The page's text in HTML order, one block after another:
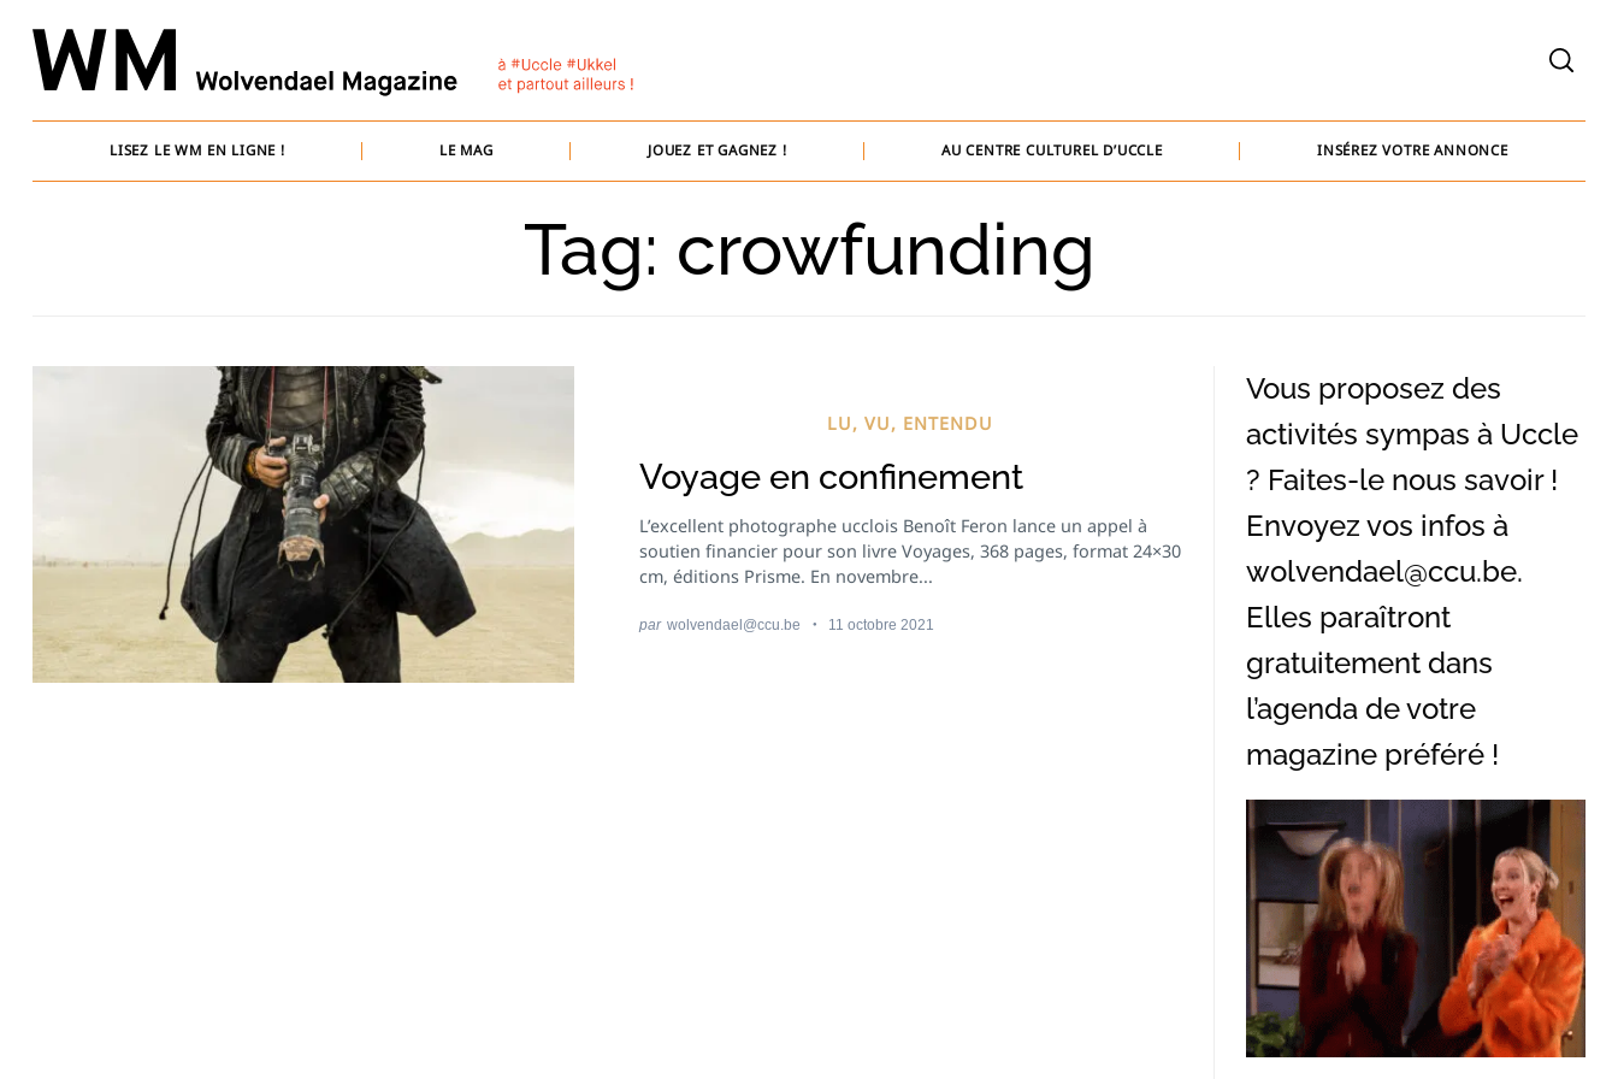
content
LISEZ LE WM EN LIGNE ! LE MAG JOUEZ ET GAGNEZ ! AU CENTRE CULTUREL D’UCCLE INSÉREZ VOTRE ANNONCE
bernard@baammedia.be
jennifer@baammedia.be
Tag: crowfunding
LU, VU, ENTENDU
Voyage en confinement
L’excellent photographe ucclois Benoît Feron lance un appel à
soutien financier pour son livre Voyages, 368 pages, format 24×30
cm, éditions Prisme. En novembre...
par wolvendael@ccu.be 11 octobre 2021
Vous proposez des
activités sympas à Uccle
? Faites-le nous savoir !
Envoyez vos infos à
wolvendael@ccu.be.
Elles paraîtront
gratuitement dans
l’agenda de votre
magazine préféré !
Recherche
pour
: